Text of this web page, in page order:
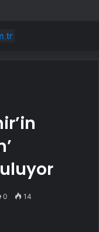
0 14